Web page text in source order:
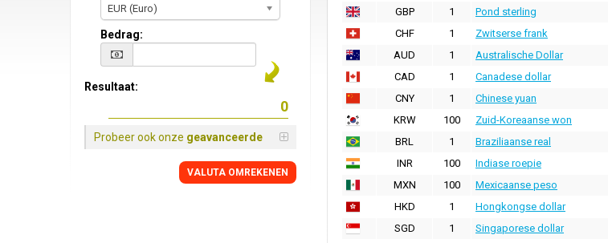
GBP
1 Pond sterling
CHF
1 Zwitserse frank
AUD
1 Australische Dollar
CAD
1 Canadese dollar
CNY
1 Chinese yuan
KRW
100 Zuid-Koreaanse won
BRL
1 Braziliaanse real
INR
100 Indiase roepie
MXN
100 Mexicaanse peso
HKD
1 Hongkongse dollar
SGD
1 Singaporese dollar
EUR (Euro)
Bedrag:
Resultaat:
Probeer ook onze geavanceerde
VALUTA OMREKENEN